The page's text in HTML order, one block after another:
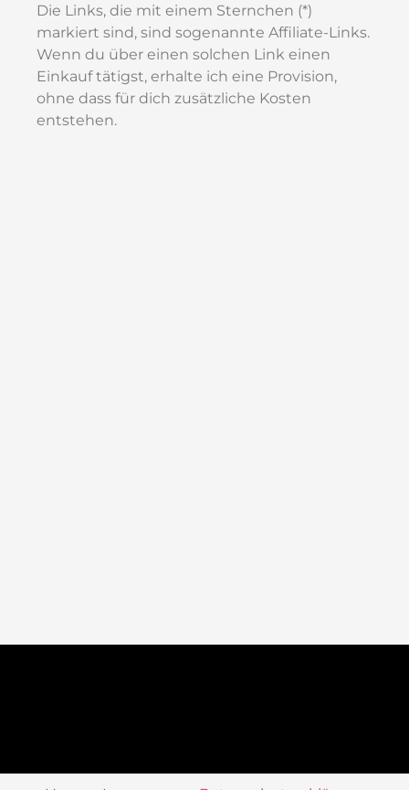
Die Links, die mit einem Sternchen (*)
markiert sind, sind sogenannte Affiliate-Links.
Wenn du über einen solchen Link einen
Einkauf tätigst, erhalte ich eine Provision,
ohne dass für dich zusätzliche Kosten
entstehen.